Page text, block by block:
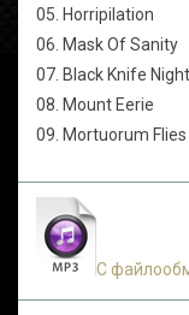
05. Horripilation
06. Mask Of Sanity
07. Black Knife Night
08. Mount Eerie
09. Mortuorum Flies
С